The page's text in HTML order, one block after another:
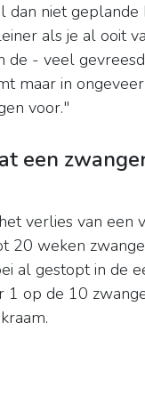
niet geplande
als je al ooit
de - veel
maar in
voor."
een
verlies van een
20 weken
al gestopt in de
1 op de 10